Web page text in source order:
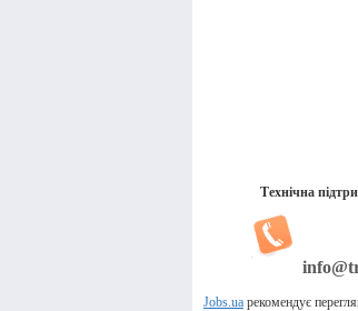
Технічна
Jobs.ua рекомендує